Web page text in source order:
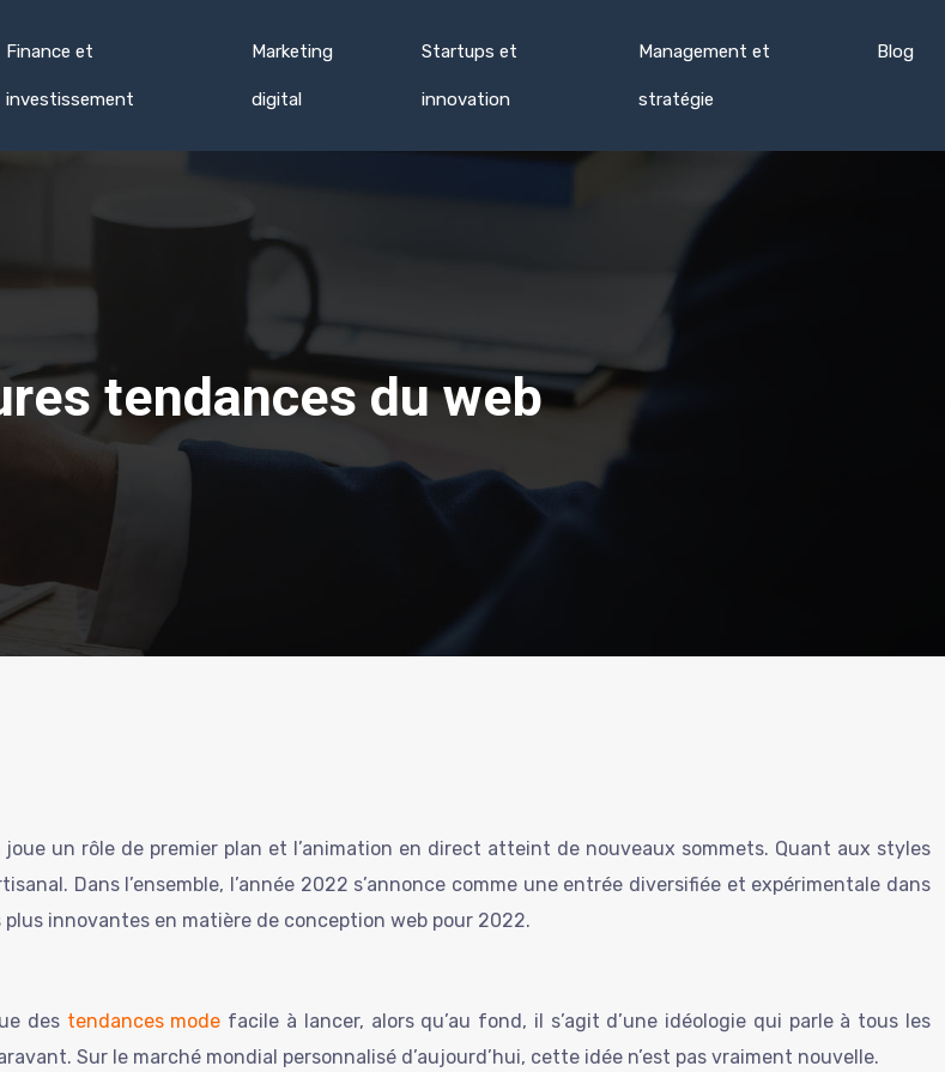
Finance et
investissement
Marketing
digital
Startups et
innovation
Management et
stratégie
Blog
tendances du web
un rôle de premier plan et l’animation en direct atteint de nouveaux sommets. Quant aux styles
Dans l’ensemble, l’année 2022 s’annonce comme une entrée diversifiée et expérimentale dans
plus innovantes en matière de conception web pour 2022.
des tendances mode facile à lancer, alors qu’au fond, il s’agit d’une idéologie qui parle à tous les
Sur le marché mondial personnalisé d’aujourd’hui, cette idée n’est pas vraiment nouvelle.